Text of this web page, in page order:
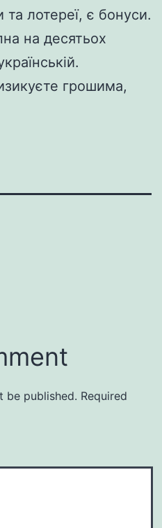
та лотереї, є бонуси.
на десятьох
грошима,
be published. Required